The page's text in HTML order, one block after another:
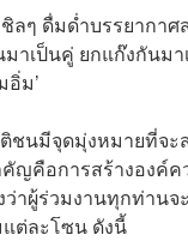
ๆ ดื่มด่ำบรรยากา
าเป็นคู่ ยกแก๊งกันม
อิ่ม’
มีจุดมุ่งหมายที่จะส
ญคือการสร้างองค์ค
ว่าผู้ร่วมงานทุกท่า
ต่ละโซน ดังนี้